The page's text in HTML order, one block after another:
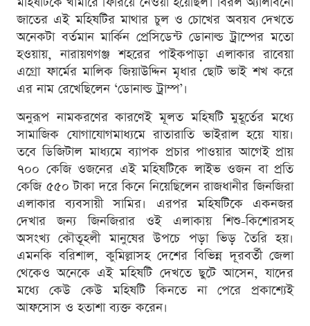
জাতের এই মহিষটির মাথার চুল ও চোখের অবয়ব দেখতে
অনেকটা বর্তমান মার্কিন প্রেসিডেন্ট ডোনাল্ড ট্রাম্পের মতো
হওয়ায়, নারায়ণগঞ্জ শহরের পাইকপাড়া এলাকার রাবেয়া
এগ্রো ফার্মের মালিক জিয়াউদ্দিন মৃধার ছোট ভাই শখ করে
এর নাম রেখেছিলেন ‘ডোনাল্ড ট্রাম্প’।
অনুরূপ নামকরণের কারণেই মূলত মহিষটি মুহূর্তের মধ্যে
সামাজিক যোগাযোগমাধ্যমে রাতারাতি ভাইরাল হয়ে যায়।
তবে ডিজিটাল মাধ্যমে ব্যাপক প্রচার পাওয়ার আগেই প্রায়
৭০০ কেজি ওজনের এই মহিষটিকে লাইভ ওজন বা প্রতি
কেজি ৫৫০ টাকা দরে কিনে নিয়েছিলেন রাজধানীর জিনজিরা
এলাকার ব্যবসায়ী সামির। এরপর মহিষটিকে একনজর
দেখার জন্য জিনজিরার ওই এলাকায় শিশু-কিশোরসহ
অসংখ্য কৌতূহলী মানুষের উপচে পড়া ভিড় তৈরি হয়।
এমনকি বরিশাল, কুমিল্লাসহ দেশের বিভিন্ন দূরবর্তী জেলা
থেকেও অনেকে এই মহিষটি দেখতে ছুটে আসেন, যাদের
মধ্যে কেউ কেউ মহিষটি কিনতে না পেরে প্রকাশ্যেই
আফসোস ও হতাশা ব্যক্ত করেন।